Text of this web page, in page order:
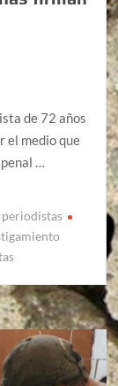
de 72 años
el medio que
…